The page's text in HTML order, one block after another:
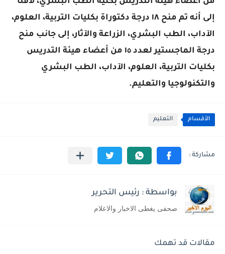
إلى أنه تم منح ١٨ درجة دكتوراة بكليات التربية، العلوم،
الآداب، الطب البشري، الزراعة والآثار، إلى جانب منح
درجة الماجستير لعدد ١٥ من أعضاء هيئة التدريس
بكليات التربية، العلوم، الآداب، الطب البشري
والتكنولوجيا والتعليم.
الأقسام التعليم
بواسطة : رئيس التحرير
صحفى يغطى الاخبار والاعلام
مقالات قد تهمك